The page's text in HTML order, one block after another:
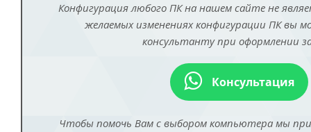
Конфигурация любого ПК на нашем сайте не
желаемых изменениях конфигурации ПК вы
консультанту при оформлении
Консультация
Чтобы помочь Вам с выбором компьютера мы